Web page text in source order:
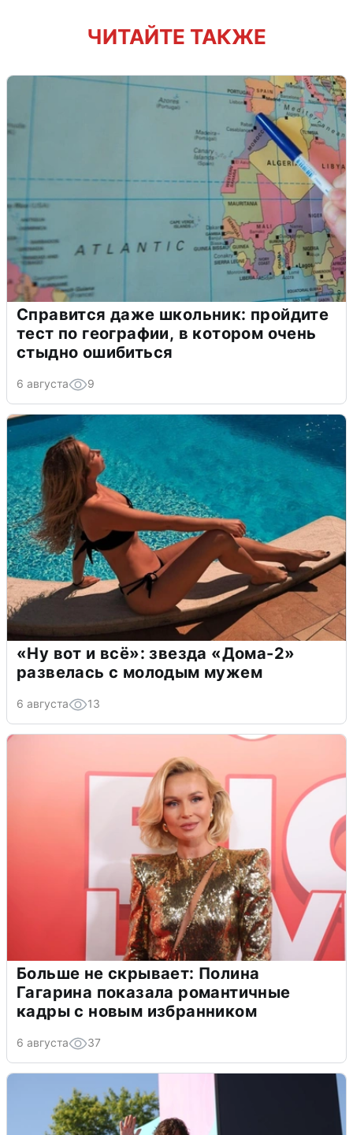
ЧИТАЙТЕ ТАКЖЕ
Справится даже школьник: пройдите
тест по географии, в котором очень
стыдно ошибиться
6 августа 9
«Ну вот и всё»: звезда «Дома-2»
развелась с молодым мужем
6 августа 13
Больше не скрывает: Полина
Гагарина показала романтичные
кадры с новым избранником
6 августа 37